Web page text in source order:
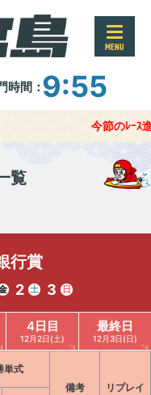
MENU
時間：9:55
発売中!! 今節のﾚｰｽ
覧
行賞
2 土 3 日
4日目
12月2日(土)
最終日
12月3日(日)
単式
備考
リプレイ